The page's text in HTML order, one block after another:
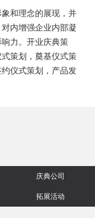
式策划、成都开
封顶仪式策划、
、成都挂牌仪式
礼策划
和理念的展现，并
内增强企业内部凝
力。开业庆典策
策划，奠基仪式策
仪式策划，产品发
庆典公司
拓展活动